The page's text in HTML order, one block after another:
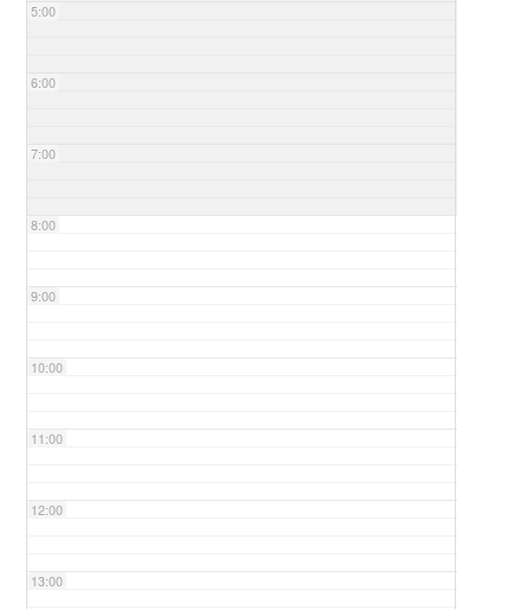
5:00
6:00
7:00
8:00
9:00
10:00
11:00
12:00
13:00